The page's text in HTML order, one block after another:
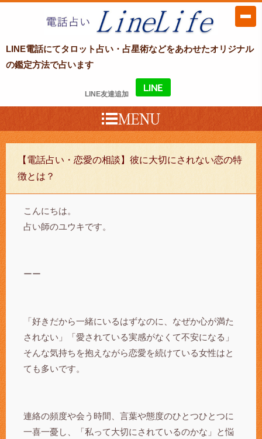
LINE電話占い LineLife〜ラインライ
フ〜
LINE電話にてタロット占い・占星術などをあわせたオリジナル
の鑑定方法で占います
LINE友達追加
【電話占い・恋愛の相談】彼に大切にされない恋の特
徴とは？
こんにちは。
占い師のユウキです。
ーー
「好きだから一緒にいるはずなのに、なぜか心が満た
されない」「愛されている実感がなくて不安になる」
そんな気持ちを抱えながら恋愛を続けている女性はと
ても多いです。
連絡の頻度や会う時間、言葉や態度のひとつひとつに
一喜一憂し、「私って大切にされているのかな」と悩